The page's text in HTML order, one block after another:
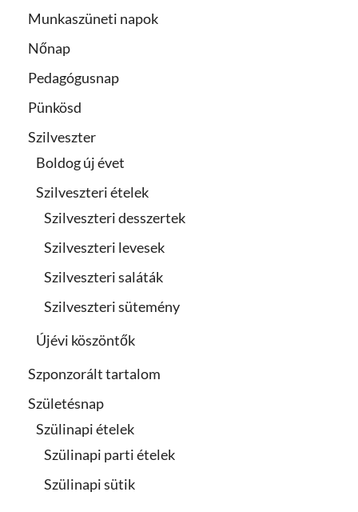
Munkaszüneti napok
Nőnap
Pedagógusnap
Pünkösd
Szilveszter
Boldog új évet
Szilveszteri ételek
Szilveszteri desszertek
Szilveszteri levesek
Szilveszteri saláták
Szilveszteri sütemény
Újévi köszöntők
Szponzorált tartalom
Születésnap
Szülinapi ételek
Szülinapi parti ételek
Szülinapi sütik